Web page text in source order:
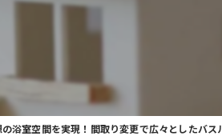
浴室空間を実現！間取り変更で広々としたバス